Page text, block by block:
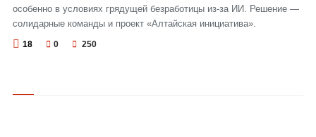
особенно в условиях грядущей безработицы из-за ИИ. Решение —
солидарные команды и проект «Алтайская инициатива».
18 0 250